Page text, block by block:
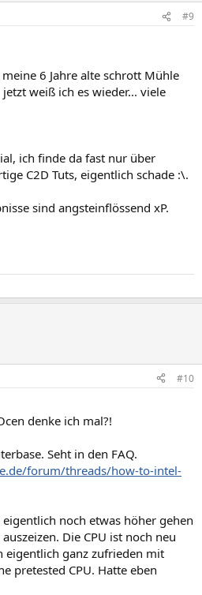
#9
6 Jahre alte schrott Mühle
weiß ich es wieder... viele
ich finde da fast nur über
C2D Tuts, eigentlich schade :\.
sind angsteinflössend xP.
#10
denke ich mal?!
Seht in den FAQ.
forum/threads/how-to-intel-
noch etwas höher gehen
Die CPU ist noch neu
eigentlich ganz zufrieden mit
pretested CPU. Hatte eben